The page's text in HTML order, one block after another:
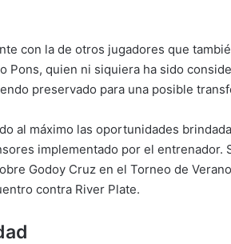
con la de otros jugadores que
Pons, quien ni siquiera ha sido
preservado para una posible
al máximo las oportunidades
implementado por el entrenador.
Godoy Cruz en el Torneo de
contra River Plate.